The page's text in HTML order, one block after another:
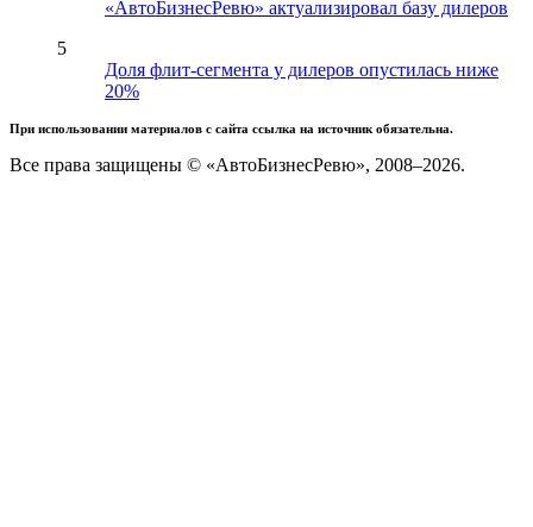
«АвтоБизнесРевю» актуализировал базу дилеров
5
Доля флит-сегмента у дилеров опустилась ниже
20%
При использовании материалов с сайта ссылка на источник обязательна.
Все права защищены © «АвтоБизнесРевю», 2008–2026.